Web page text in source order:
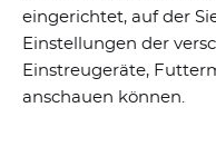
eingerichtet, auf der
Einstellungen der
Einstreugeräte,
anschauen können.